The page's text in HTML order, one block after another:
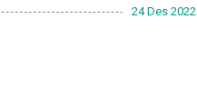
24 Des 2022